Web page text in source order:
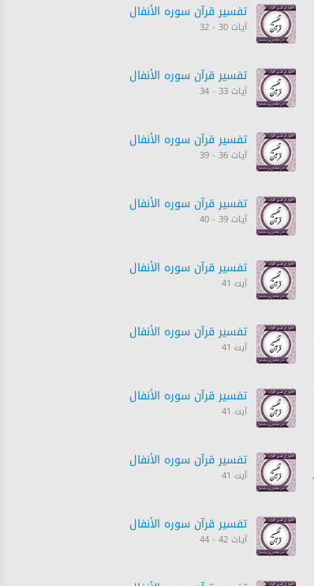
تفسیر قرآن سورہ ‎الأنفال‎
آیات 30 - 32
تفسیر قرآن سورہ ‎الأنفال‎
آیات 33 - 34
تفسیر قرآن سورہ ‎الأنفال‎
آیات 36 - 39
تفسیر قرآن سورہ ‎الأنفال‎
آیات 39 - 40
تفسیر قرآن سورہ ‎الأنفال‎
آیت 41
تفسیر قرآن سورہ ‎الأنفال‎
آیت 41
تفسیر قرآن سورہ ‎الأنفال‎
آیت 41
تفسیر قرآن سورہ ‎الأنفال‎
آیت 41
تفسیر قرآن سورہ ‎الأنفال‎
آیات 42 - 44